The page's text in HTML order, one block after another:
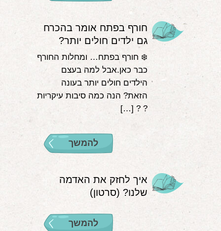
חורף בפתח אומר בהכרח
גם ילדים חולים יותר?
❄️ חורף בפתח… ומחלות החורף
כבר כאן.אבל למה בעצם
הילדים חולים יותר בעונה
הזאת? הנה כמה סיבות עיקריות
? ? […]
להמשך
איך לחזק את האדמה
שלנו? (סרטון)
להמשך